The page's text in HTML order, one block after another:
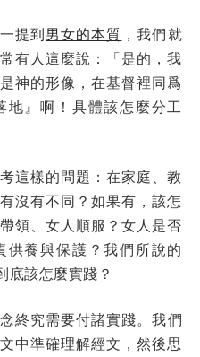
提到男女的本質 ，我們就
有人這麼說：「是的，我
神的形像，在基督裡同爲
』啊！具體該怎麼分工
這樣的問題：在家庭、教
沒有不同？如果有，該怎
領、女人順服？女人是否
供養與保護？我們所說的
底該怎麼實踐？
終究需要付諸實踐。我們
中準確理解經文，然後思